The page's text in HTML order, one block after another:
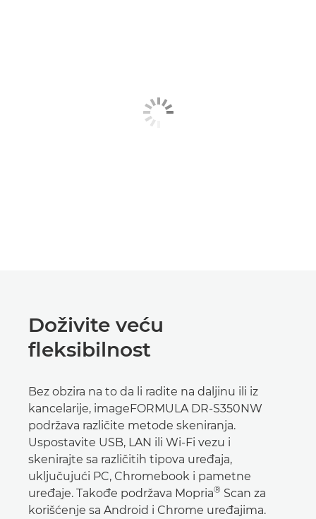
Doživite veću
fleksibilnost
Bez obzira na to da li radite na daljinu ili iz
kancelarije, imageFORMULA DR-S350NW
podržava različite metode skeniranja.
Uspostavite USB, LAN ili Wi-Fi vezu i
skenirajte sa različitih tipova uređaja,
uključujući PC, Chromebook i pametne
uređaje. Takođe podržava Mopria® Scan za
korišćenje sa Android i Chrome uređajima.